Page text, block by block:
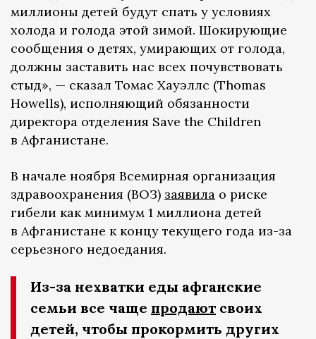
миллионы детей будут спать у условиях
холода и голода этой зимой. Шокирующие
сообщения о детях, умирающих от голода,
должны заставить нас всех почувствовать
стыд», — сказал Томас Хауэллс (Thomas
Howells), исполняющий обязанности
директора отделения Save the Children
в Афганистане.
В начале ноября Всемирная организация
здравоохранения (ВОЗ) заявила о риске
гибели как минимум 1 миллиона детей
в Афганистане к концу текущего года из-за
серьезного недоедания.
Из-за нехватки еды афганские
семьи все чаще продают своих
детей, чтобы прокормить других